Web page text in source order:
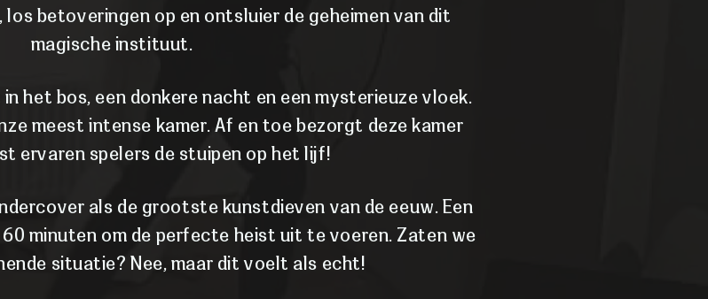
los betoveringen op en ontsluier de geheimen van dit
magische instituut.
het bos, een donkere nacht en een mysterieuze vloek.
meest intense kamer. Af en toe bezorgt deze kamer
ervaren spelers de stuipen op het lijf!
als de grootste kunstdieven van de eeuw. Een
minuten om de perfecte heist uit te voeren. Zaten we
situatie? Nee, maar dit voelt als echt!